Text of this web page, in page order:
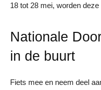
18 tot 28 mei, worden
Nationale
in de buurt
Fiets mee en neem deel